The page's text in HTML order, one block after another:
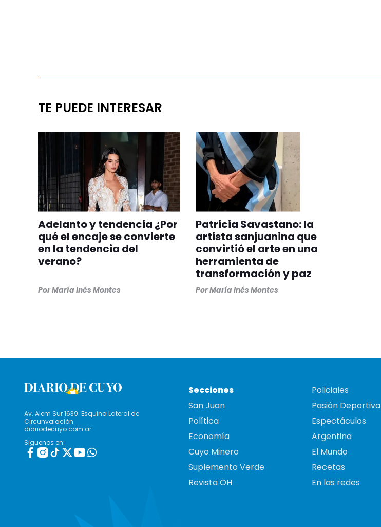
TE PUEDE INTERESAR
Adelanto y tendencia ¿Por
qué el encaje se convierte
en la tendencia del
verano?
PorMaría Inés Montes
Patricia Savastano: la
artista sanjuanina que
convirtió el arte en una
herramienta de
transformación y paz
PorMaría Inés Montes
Av. Alem Sur 1639. Esquina Lateral de
Circunvalación
diariodecuyo.com.ar
Siguenos en:
Secciones
San Juan
Política
Economía
Cuyo Minero
Suplemento Verde
Revista OH
Policiales
Pasión Deportiva
Espectáculos
Argentina
El Mundo
Recetas
En las redes